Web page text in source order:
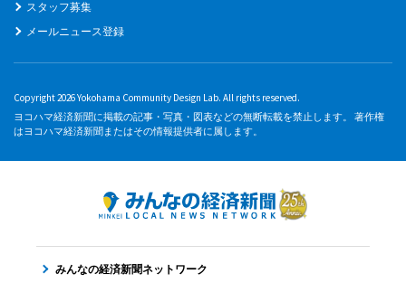
スタッフ募集
メールニュース登録
Copyright 2026 Yokohama Community Design Lab. All rights reserved.
ヨコハマ経済新聞に掲載の記事・写真・図表などの無断転載を禁止します。 著作権
はヨコハマ経済新聞またはその情報提供者に属します。
みんなの経済新聞ネットワーク